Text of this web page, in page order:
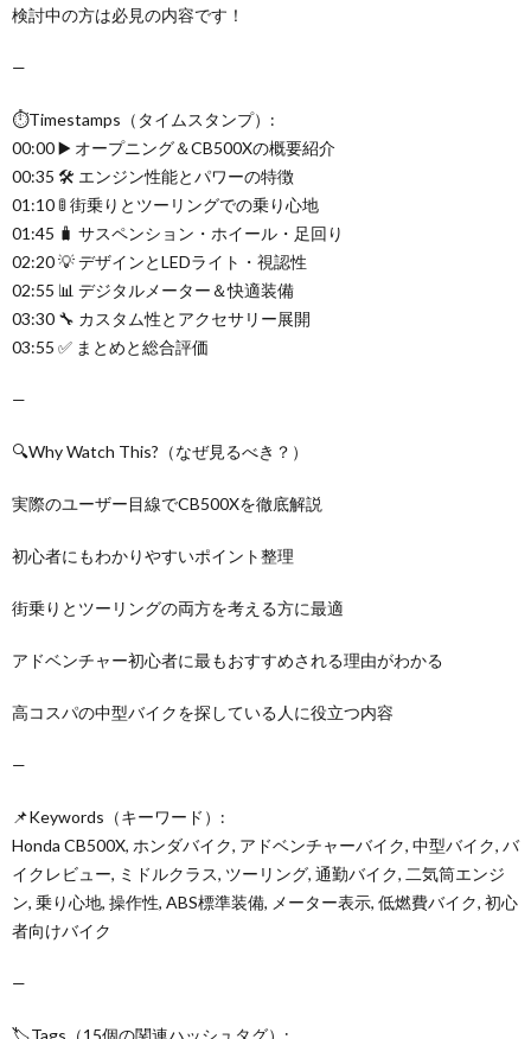
検討中の方は必見の内容です！
—
⏱️Timestamps（タイムスタンプ）:
00:00 ▶️ オープニング＆CB500Xの概要紹介
00:35 🛠️ エンジン性能とパワーの特徴
01:10 🚦 街乗りとツーリングでの乗り心地
01:45 🧳 サスペンション・ホイール・足回り
02:20 💡 デザインとLEDライト・視認性
02:55 📊 デジタルメーター＆快適装備
03:30 🔧 カスタム性とアクセサリー展開
03:55 ✅ まとめと総合評価
—
🔍Why Watch This?（なぜ見るべき？）
実際のユーザー目線でCB500Xを徹底解説
初心者にもわかりやすいポイント整理
街乗りとツーリングの両方を考える方に最適
アドベンチャー初心者に最もおすすめされる理由がわかる
高コスパの中型バイクを探している人に役立つ内容
—
📌Keywords（キーワード）:
Honda CB500X, ホンダバイク, アドベンチャーバイク, 中型バイク, バ
イクレビュー, ミドルクラス, ツーリング, 通勤バイク, 二気筒エンジ
ン, 乗り心地, 操作性, ABS標準装備, メーター表示, 低燃費バイク, 初心
者向けバイク
—
🏷️Tags（15個の関連ハッシュタグ）: